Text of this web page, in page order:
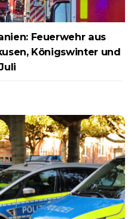
Feuerwehr aus
Königswinter und